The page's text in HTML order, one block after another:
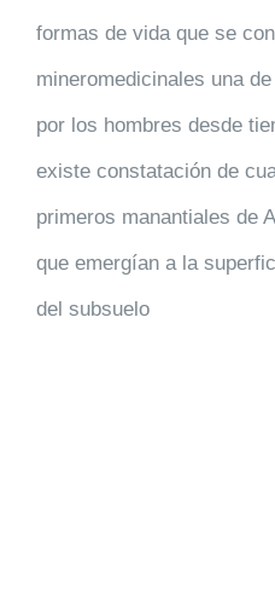
formas de vida que se
mineromedicinales una
por los hombres desde
existe constatación de
primeros manantiales de
que emergían a la
del subsuelo